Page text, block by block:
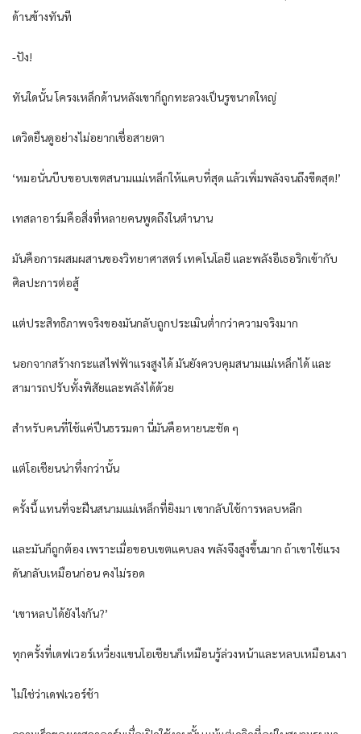
ด้านข้างทันที
-ปัง!
ทันใดนั้น โครงเหล็กด้านหลังเขาก็ถูกทะลวงเป็นรูขนาดใหญ่
เดวิดยืนดูอย่างไม่อยากเชื่อสายตา
‘หมอนั่นบีบขอบเขตสนามแม่เหล็กให้แคบที่สุด แล้วเพิ่มพลังจนถึงขีดสุด!’
เทสลาอาร์มคือสิ่งที่หลายคนพูดถึงในตำนาน
มันคือการผสมผสานของวิทยาศาสตร์ เทคโนโลยี และพลังอีเธอริกเข้ากับ
ศิลปะการต่อสู้
แต่ประสิทธิภาพจริงของมันกลับถูกประเมินต่ำกว่าความจริงมาก
นอกจากสร้างกระแสไฟฟ้าแรงสูงได้ มันยังควบคุมสนามแม่เหล็กได้ และ
สามารถปรับทั้งพิสัยและพลังได้ด้วย
สำหรับคนที่ใช้แค่ปืนธรรมดา นี่มันคือหายนะชัด ๆ
แต่โอเชียนน่าทึ่งกว่านั้น
ครั้งนี้ แทนที่จะฝืนสนามแม่เหล็กที่ยิงมา เขากลับใช้การหลบหลีก
และมันก็ถูกต้อง เพราะเมื่อขอบเขตแคบลง พลังจึงสูงขึ้นมาก ถ้าเขาใช้แรง
ดันกลับเหมือนก่อน คงไม่รอด
‘เขาหลบได้ยังไงกัน?’
ทุกครั้งที่เดฟเวอร์เหวี่ยงแขนโอเชียนก็เหมือนรู้ล่วงหน้าและหลบเหมือนเงา
ไม่ใช่ว่าเดฟเวอร์ช้า